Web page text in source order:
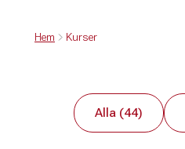
Hem Kurser
Alla (44)